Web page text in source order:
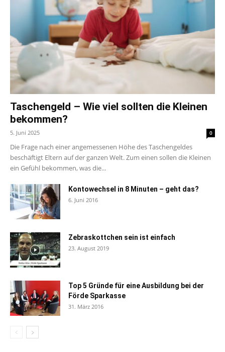
Taschengeld – Wie viel sollten die Kleinen
bekommen?
5. Juni 2025 0
Die Frage nach einer angemessenen Höhe des Taschengeldes
beschäftigt Eltern auf der ganzen Welt. Zum einen sollen die Kleinen
ein Gefühl bekommen, was die...
Kontowechsel in 8 Minuten – geht das?
6. Juni 2016
Zebraskottchen sein ist einfach
23. August 2019
Top 5 Gründe für eine Ausbildung bei der
Förde Sparkasse
31. März 2016